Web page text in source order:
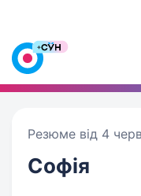
Резюме від 4
Софія